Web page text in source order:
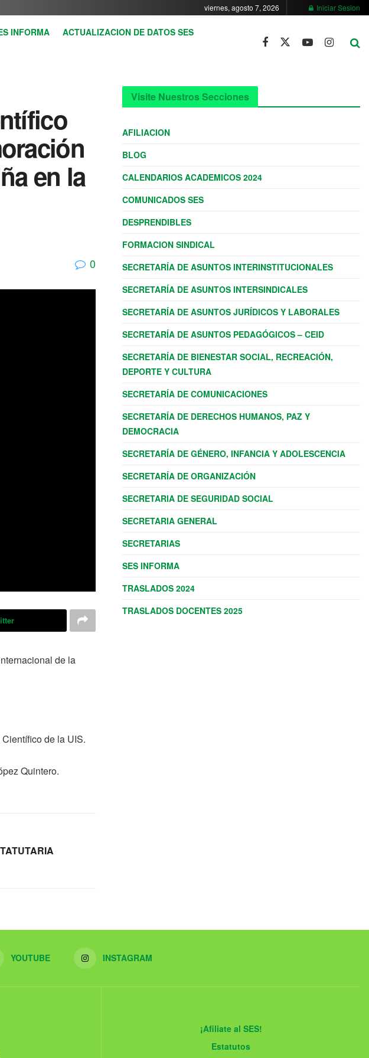
viernes, agosto 7, 2026 Iniciar Sesion
INFORMA ACTUALIZACION DE DATOS SES
en la
0
de la
de la UIS.
Quintero.
Visite Nuestros Secciones
AFILIACION
BLOG
CALENDARIOS ACADEMICOS 2024
COMUNICADOS SES
DESPRENDIBLES
FORMACION SINDICAL
SECRETARÍA DE ASUNTOS INTERINSTITUCIONALES
SECRETARÍA DE ASUNTOS INTERSINDICALES
SECRETARÍA DE ASUNTOS JURÍDICOS Y LABORALES
SECRETARÍA DE ASUNTOS PEDAGÓGICOS – CEID
SECRETARÍA DE BIENESTAR SOCIAL, RECREACIÓN,
DEPORTE Y CULTURA
SECRETARÍA DE COMUNICACIONES
SECRETARÍA DE DERECHOS HUMANOS, PAZ Y
DEMOCRACIA
SECRETARÍA DE GÉNERO, INFANCIA Y ADOLESCENCIA
SECRETARÍA DE ORGANIZACIÓN
SECRETARIA DE SEGURIDAD SOCIAL
SECRETARIA GENERAL
SECRETARIAS
SES INFORMA
TRASLADOS 2024
TRASLADOS DOCENTES 2025
YOUTUBE INSTAGRAM
¡Afiliate al SES!
Estatutos